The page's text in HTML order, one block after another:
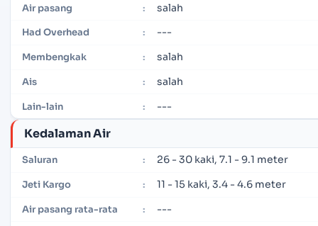
Air pasang : salah
Had Overhead : ---
Membengkak : salah
Ais : salah
Lain-lain : ---
Kedalaman Air
Saluran : 26 - 30 kaki, 7.1 - 9.1 meter
Jeti Kargo : 11 - 15 kaki, 3.4 - 4.6 meter
Air pasang rata-rata : ---